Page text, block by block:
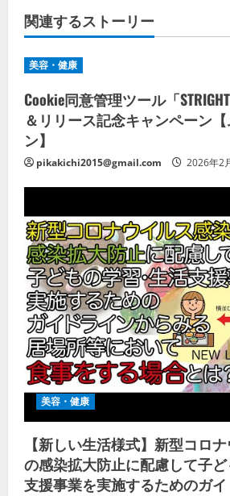
関連するストーリー
美容・健康
Cookie同意管理ツール「
＆リリース記念キャンペーン
ン】
pikakichi2015@gmail.com 2026年2
美容・健康
【新しい生活様式】新型コロ
の感染拡大防止に配慮して子
支援事業を実施するためのガ